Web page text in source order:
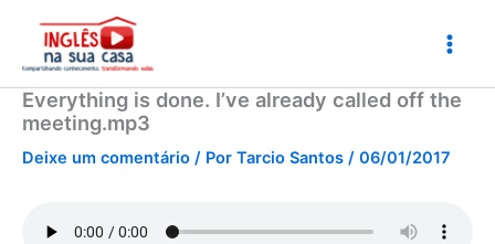
conteúdo
Everything is done. I’ve already called off the
meeting.mp3
Deixe um comentário / Por Tarcio Santos / 06/01/2017